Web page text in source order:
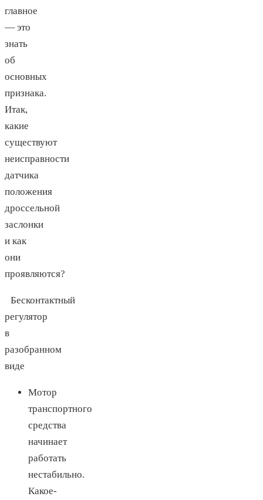
главное
— это
знать
об
основных
признака.
Итак,
какие
существуют
неисправности
датчика
положения
дроссельной
заслонки
и как
они
проявляются?
Бесконтактный
регулятор
в
разобранном
виде
Мотор
транспортного
средства
начинает
работать
нестабильно.
Какое-